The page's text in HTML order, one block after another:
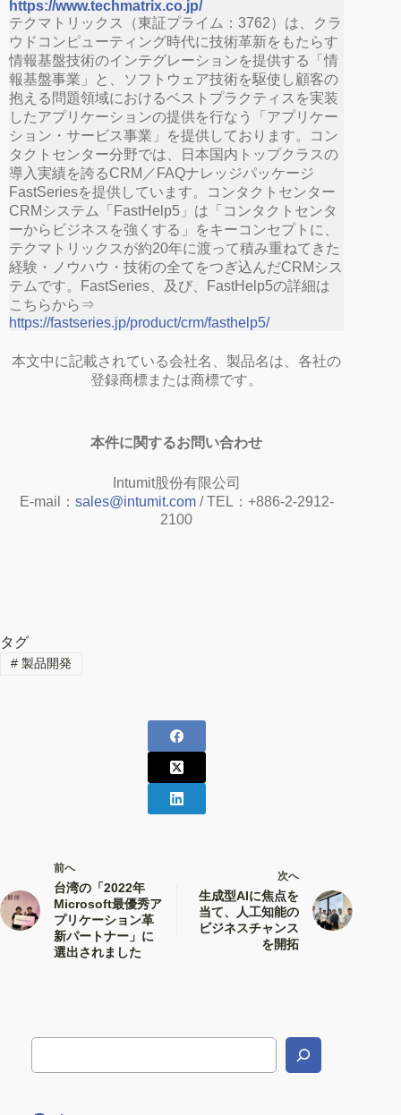
https://www.techmatrix.co.jp/
テクマトリックス（東証プライム：3762）は、クラ
ウドコンピューティング時代に技術革新をもたらす
情報基盤技術のインテグレーションを提供する「情
報基盤事業」と、ソフトウェア技術を駆使し顧客の
抱える問題領域におけるベストプラクティスを実装
したアプリケーションの提供を行なう「アプリケー
ション・サービス事業」を提供しております。コン
タクトセンター分野では、日本国内トップクラスの
導入実績を誇るCRM／FAQナレッジパッケージ
FastSeriesを提供しています。コンタクトセンター
CRMシステム「FastHelp5」は「コンタクトセンタ
ーからビジネスを強くする」をキーコンセプトに、
テクマトリックスが約20年に渡って積み重ねてきた
経験・ノウハウ・技術の全てをつぎ込んだCRMシス
テムです。FastSeries、及び、FastHelp5の詳細は
こちらから⇒
https://fastseries.jp/product/crm/fasthelp5/
本文中に記載されている会社名、製品名は、各社の
登録商標または商標です。
本件に関するお問い合わせ
Intumit股份有限公司
E-mail： sales@intumit.com/ TEL：+886-2-2912-
2100
タグ
#製品開発
前へ
台湾の「2022年
Microsoft最優秀ア
プリケーション革
新パートナー」に
選出されました
次へ
生成型AIに焦点を
当て、人工知能の
ビジネスチャンス
を開拓